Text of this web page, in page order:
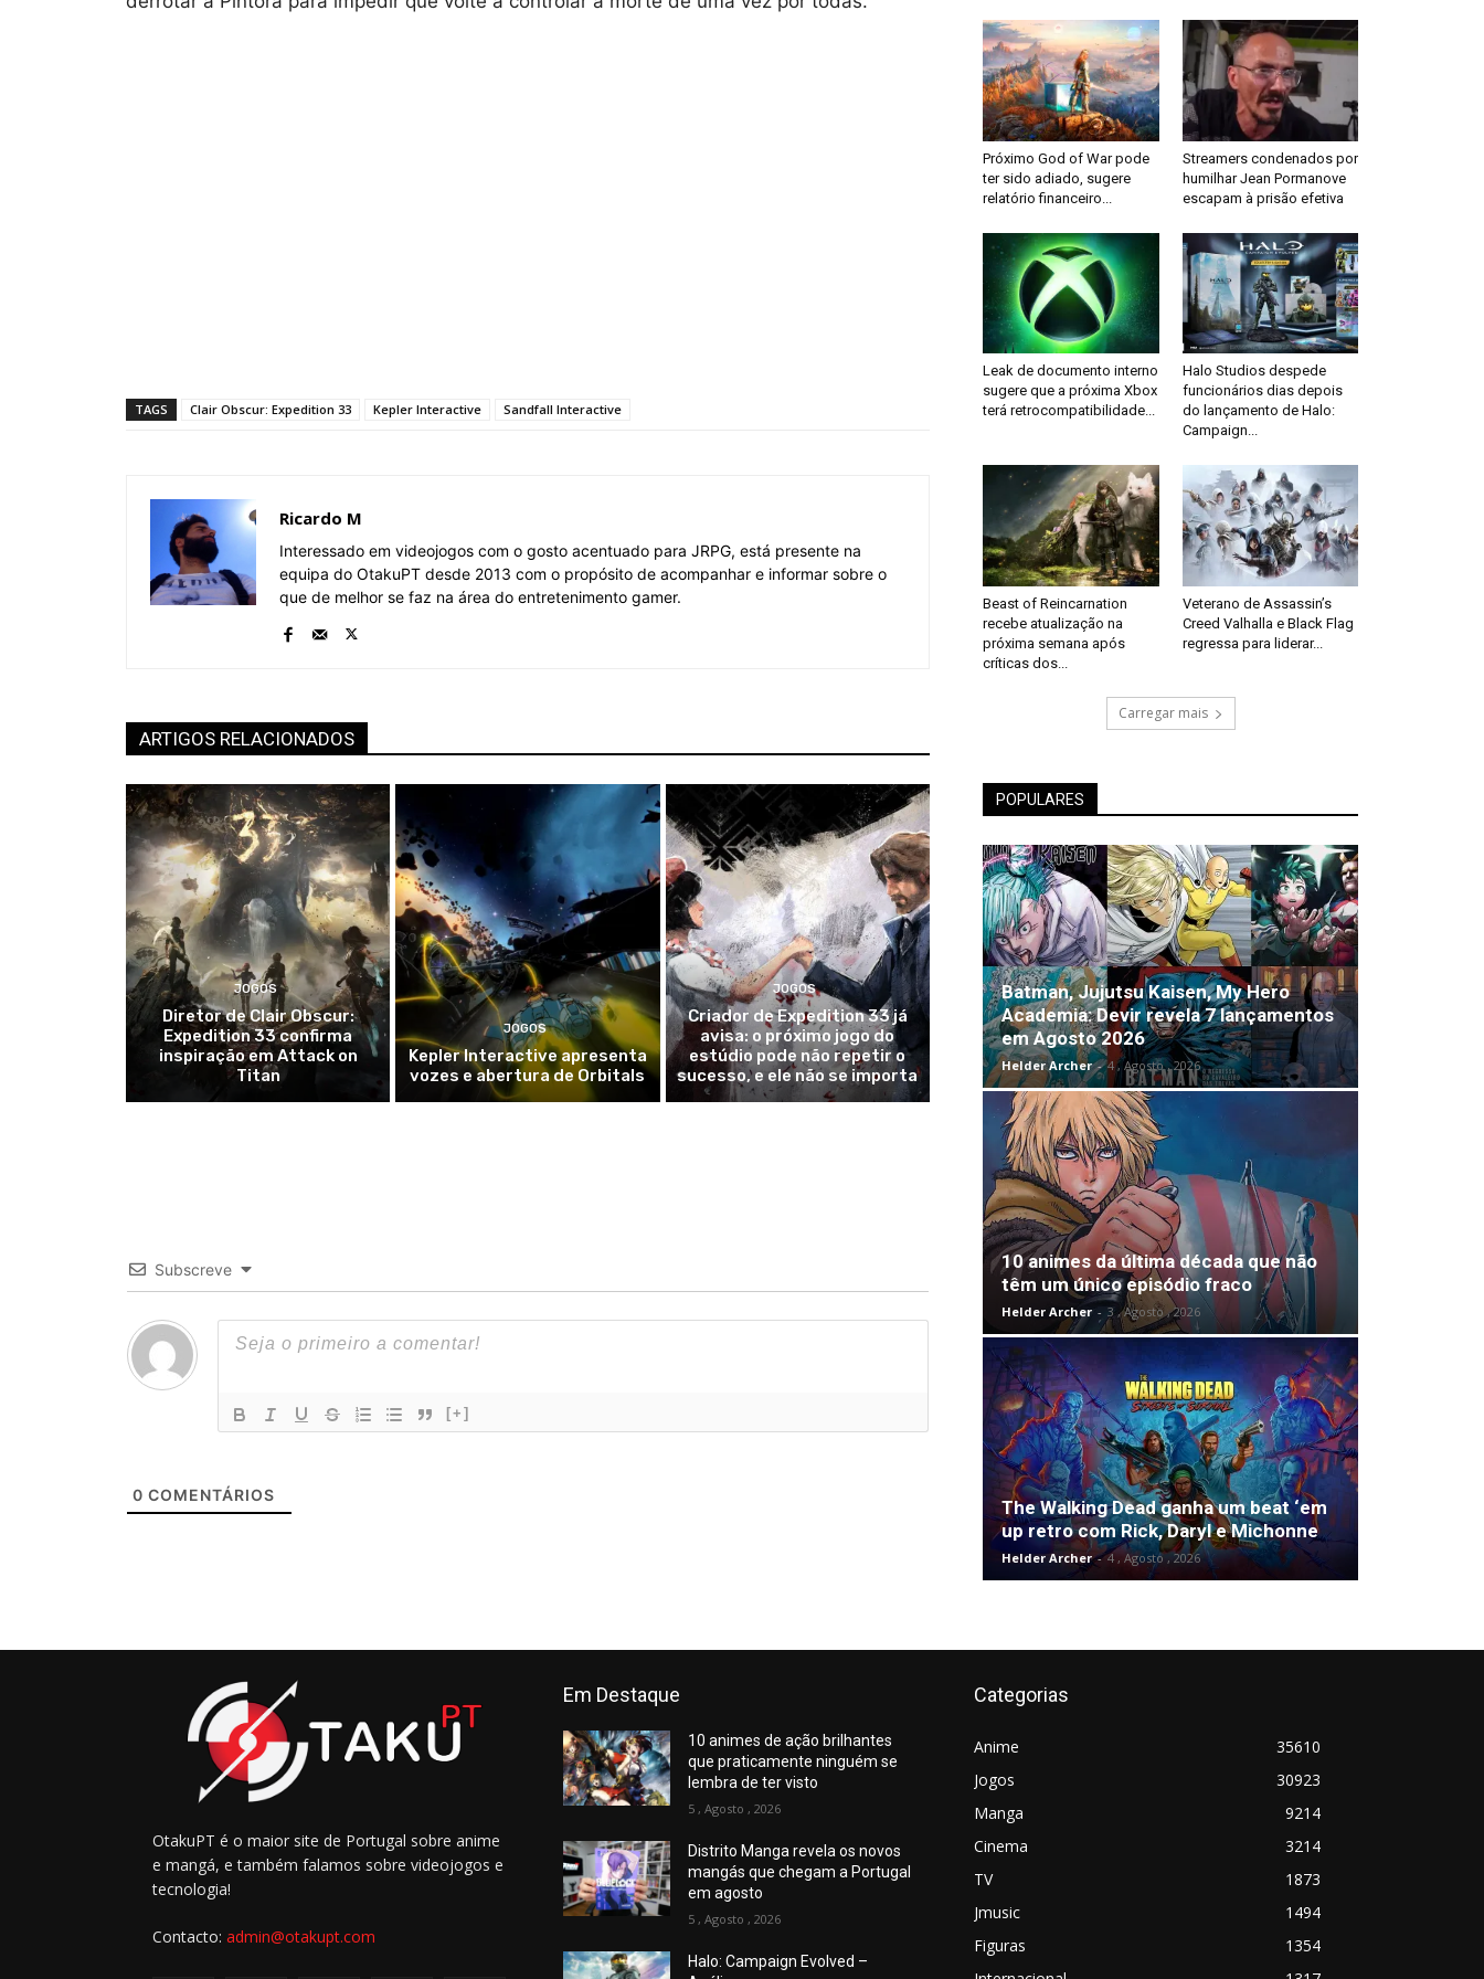
TAGS Clair Obscur: Expedition 33 Kepler Interactive Sandfall Interactive
Ricardo M
Interessado em videojogos com o gosto acentuado para JRPG, está presente na
equipa do OtakuPT desde 2013 com o propósito de acompanhar e informar sobre o
que de melhor se faz na área do entretenimento gamer.
ARTIGOS RELACIONADOS
JOGOS
Diretor de Clair Obscur:
Expedition 33 confirma
inspiração em Attack on
Titan
JOGOS
Kepler Interactive apresenta
vozes e abertura de Orbitals
JOGOS
Criador de Expedition 33 já
avisa: o próximo jogo do
estúdio pode não repetir o
sucesso, e ele não se importa
Subscreve
[+]
0 COMENTÁRIOS
Próximo God of War pode
ter sido adiado, sugere
relatório financeiro...
Streamers condenados por
humilhar Jean Pormanove
escapam à prisão efetiva
Leak de documento interno
sugere que a próxima Xbox
terá retrocompatibilidade...
Halo Studios despede
funcionários dias depois
do lançamento de Halo:
Campaign...
Beast of Reincarnation
recebe atualização na
próxima semana após
críticas dos...
Veterano de Assassin’s
Creed Valhalla e Black Flag
regressa para liderar...
Carregar mais
POPULARES
Batman, Jujutsu Kaisen, My Hero
Academia: Devir revela 7 lançamentos
em Agosto 2026
Helder Archer - 4 , Agosto , 2026
10 animes da última década que não
têm um único episódio fraco
Helder Archer - 3 , Agosto , 2026
The Walking Dead ganha um beat ‘em
up retro com Rick, Daryl e Michonne
Helder Archer - 4 , Agosto , 2026
OtakuPT é o maior site de Portugal sobre anime
e mangá, e também falamos sobre videojogos e
tecnologia!
Contacto: admin@otakupt.com
Em Destaque
10 animes de ação brilhantes
que praticamente ninguém se
lembra de ter visto
5 , Agosto , 2026
Distrito Manga revela os novos
mangás que chegam a Portugal
em agosto
5 , Agosto , 2026
Halo: Campaign Evolved –
Categorias
Anime
35610
Jogos
30923
Manga
9214
Cinema
3214
TV
1873
Jmusic
1494
Figuras
1354